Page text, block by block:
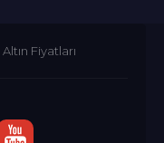
Altın Fiyatları